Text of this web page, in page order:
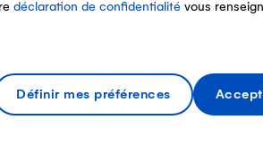
déclaration de confidentialité vous
Définir mes préférences